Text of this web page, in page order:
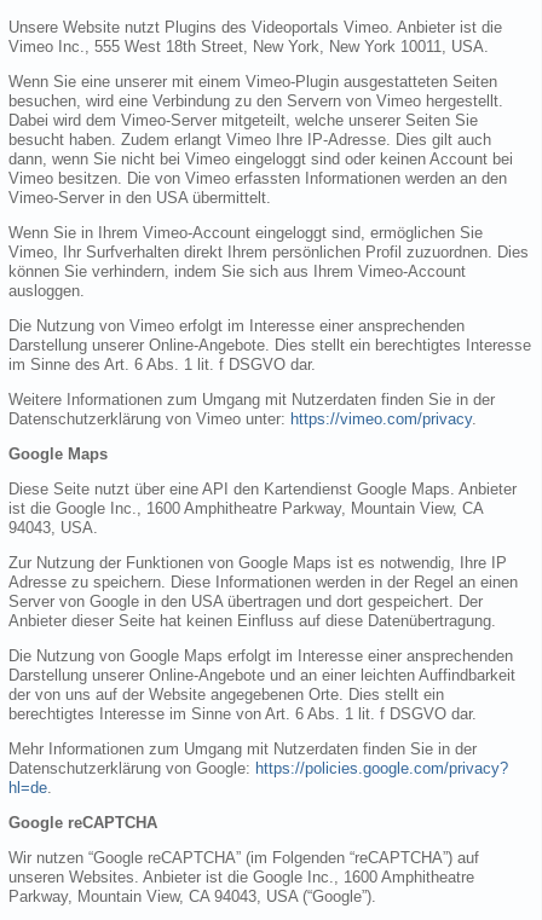
Unsere Website nutzt Plugins des Videoportals Vimeo. Anbieter ist die
Vimeo Inc., 555 West 18th Street, New York, New York 10011, USA.
Wenn Sie eine unserer mit einem Vimeo-Plugin ausgestatteten Seiten
besuchen, wird eine Verbindung zu den Servern von Vimeo hergestellt.
Dabei wird dem Vimeo-Server mitgeteilt, welche unserer Seiten Sie
besucht haben. Zudem erlangt Vimeo Ihre IP-Adresse. Dies gilt auch
dann, wenn Sie nicht bei Vimeo eingeloggt sind oder keinen Account bei
Vimeo besitzen. Die von Vimeo erfassten Informationen werden an den
Vimeo-Server in den USA übermittelt.
Wenn Sie in Ihrem Vimeo-Account eingeloggt sind, ermöglichen Sie
Vimeo, Ihr Surfverhalten direkt Ihrem persönlichen Profil zuzuordnen. Dies
können Sie verhindern, indem Sie sich aus Ihrem Vimeo-Account
ausloggen.
Die Nutzung von Vimeo erfolgt im Interesse einer ansprechenden
Darstellung unserer Online-Angebote. Dies stellt ein berechtigtes Interesse
im Sinne des Art. 6 Abs. 1 lit. f DSGVO dar.
Weitere Informationen zum Umgang mit Nutzerdaten finden Sie in der
Datenschutzerklärung von Vimeo unter: https://vimeo.com/privacy.
Google Maps
Diese Seite nutzt über eine API den Kartendienst Google Maps. Anbieter
ist die Google Inc., 1600 Amphitheatre Parkway, Mountain View, CA
94043, USA.
Zur Nutzung der Funktionen von Google Maps ist es notwendig, Ihre IP
Adresse zu speichern. Diese Informationen werden in der Regel an einen
Server von Google in den USA übertragen und dort gespeichert. Der
Anbieter dieser Seite hat keinen Einfluss auf diese Datenübertragung.
Die Nutzung von Google Maps erfolgt im Interesse einer ansprechenden
Darstellung unserer Online-Angebote und an einer leichten Auffindbarkeit
der von uns auf der Website angegebenen Orte. Dies stellt ein
berechtigtes Interesse im Sinne von Art. 6 Abs. 1 lit. f DSGVO dar.
Mehr Informationen zum Umgang mit Nutzerdaten finden Sie in der
Datenschutzerklärung von Google: https://policies.google.com/privacy?
hl=de
Google reCAPTCHA
Wir nutzen “Google reCAPTCHA” (im Folgenden “reCAPTCHA”) auf
unseren Websites. Anbieter ist die Google Inc., 1600 Amphitheatre
Parkway, Mountain View, CA 94043, USA (“Google”).